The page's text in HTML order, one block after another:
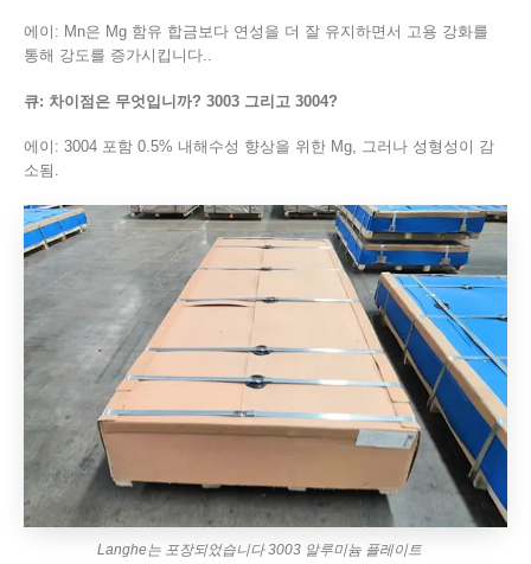
에이: Mn은 Mg 함유 합금보다 연성을 더 잘 유지하면서 고용 강화를
통해 강도를 증가시킵니다..
큐: 차이점은 무엇입니까? 3003 그리고 3004?
에이: 3004 포함 0.5% 내해수성 향상을 위한 Mg, 그러나 성형성이 감
소됨.
Langhe는 포장되었습니다 3003 알루미늄 플레이트